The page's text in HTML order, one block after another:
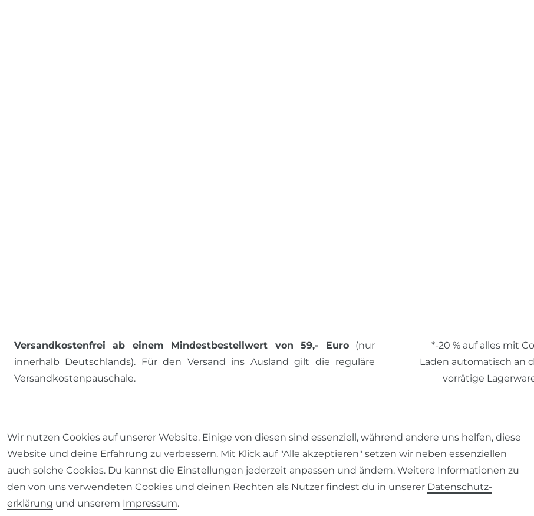
Versandkostenfrei ab einem Mindestbestellwert von 59,- Euro(nur
innerhalb Deutschlands). Für den Versand ins Ausland gilt die reguläre
Versandkostenpauschale.
*-20 % auf alles mit
Laden automatisch an
vorrätige
© 2026 SCHÖNER
Impressum Daten­schutz­erklärung
Wir nutzen Cookies auf unserer Website. Einige von diesen sind essenziell, während andere uns helfen, diese
Website und deine Erfahrung zu verbessern. Mit Klick auf "Alle akzeptieren" setzen wir neben essenziellen
auch solche Cookies. Du kannst die Einstellungen jederzeit anpassen und ändern. Weitere Informationen zu
den von uns verwendeten Cookies und deinen Rechten als Nutzer findest du in unserer Daten­schutz­
erklärung und unserem Impressum.